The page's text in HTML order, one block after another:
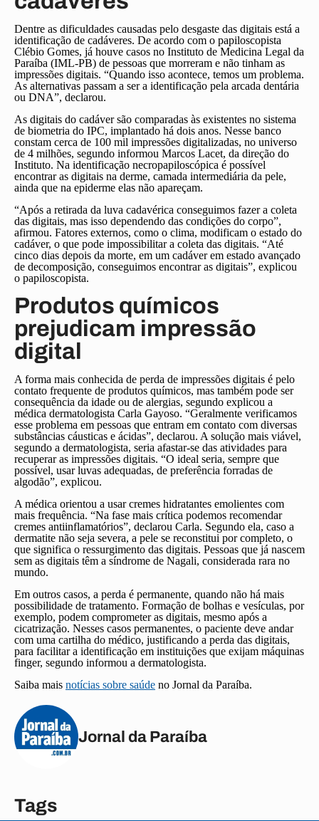
Dentre as dificuldades causadas pelo desgaste das digitais está a
identificação de cadáveres. De acordo com o papiloscopista
Clébio Gomes, já houve casos no Instituto de Medicina Legal da
Paraíba (IML-PB) de pessoas que morreram e não tinham as
impressões digitais. “Quando isso acontece, temos um problema.
As alternativas passam a ser a identificação pela arcada dentária
ou DNA”, declarou.
As digitais do cadáver são comparadas às existentes no sistema
de biometria do IPC, implantado há dois anos. Nesse banco
constam cerca de 100 mil impressões digitalizadas, no universo
de 4 milhões, segundo informou Marcos Lacet, da direção do
Instituto. Na identificação necropapiloscópica é possível
encontrar as digitais na derme, camada intermediária da pele,
ainda que na epiderme elas não apareçam.
“Após a retirada da luva cadavérica conseguimos fazer a coleta
das digitais, mas isso dependendo das condições do corpo”,
afirmou. Fatores externos, como o clima, modificam o estado do
cadáver, o que pode impossibilitar a coleta das digitais. “Até
cinco dias depois da morte, em um cadáver em estado avançado
de decomposição, conseguimos encontrar as digitais”, explicou
o papiloscopista.
Produtos químicos
prejudicam impressão
digital
A forma mais conhecida de perda de impressões digitais é pelo
contato frequente de produtos químicos, mas também pode ser
consequência da idade ou de alergias, segundo explicou a
médica dermatologista Carla Gayoso. “Geralmente verificamos
esse problema em pessoas que entram em contato com diversas
substâncias cáusticas e ácidas”, declarou. A solução mais viável,
segundo a dermatologista, seria afastar-se das atividades para
recuperar as impressões digitais. “O ideal seria, sempre que
possível, usar luvas adequadas, de preferência forradas de
algodão”, explicou.
A médica orientou a usar cremes hidratantes emolientes com
mais frequência. “Na fase mais crítica podemos recomendar
cremes antiinflamatórios”, declarou Carla. Segundo ela, caso a
dermatite não seja severa, a pele se reconstitui por completo, o
que significa o ressurgimento das digitais. Pessoas que já nascem
sem as digitais têm a síndrome de Nagali, considerada rara no
mundo.
Em outros casos, a perda é permanente, quando não há mais
possibilidade de tratamento. Formação de bolhas e vesículas, por
exemplo, podem comprometer as digitais, mesmo após a
cicatrização. Nesses casos permanentes, o paciente deve andar
com uma cartilha do médico, justificando a perda das digitais,
para facilitar a identificação em instituições que exijam máquinas
finger, segundo informou a dermatologista.
Saiba mais notícias sobre saúde no Jornal da Paraíba.
Jornal da Paraíba
Tags